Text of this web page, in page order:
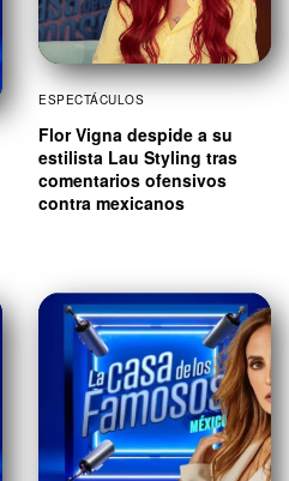
ESPECTÁCULOS
Flor Vigna despide a su
estilista Lau Styling tras
comentarios ofensivos
contra mexicanos